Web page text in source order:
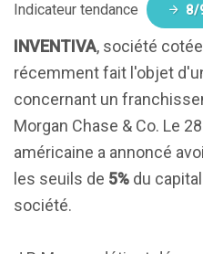
Indicateur tendance 8/
INVENTIVA, société
récemment fait l'objet
concernant un
Morgan Chase & Co. Le
américaine a annoncé
les seuils de 5% du
société.